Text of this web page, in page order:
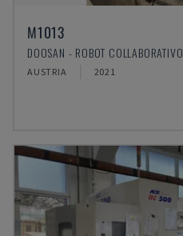
M1013
DOOSAN - ROBOT COLLABORATIVO
AUSTRIA 2021